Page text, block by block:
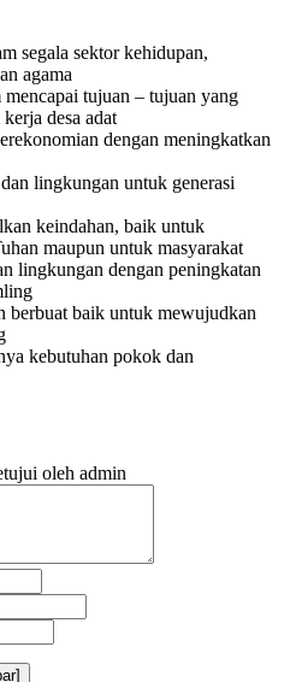
segala sektor kehidupan,
agama
tujuan – tujuan yang
desa adat
dengan meningkatkan
lingkungan untuk generasi
keindahan, baik untuk
maupun untuk masyarakat
lingkungan dengan peningkatan
berbuat baik untuk mewujudkan
kebutuhan pokok dan
oleh admin